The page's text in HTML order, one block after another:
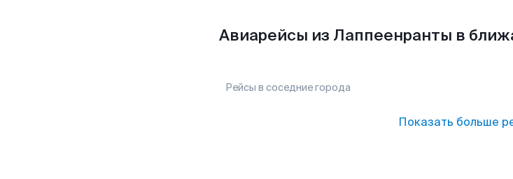
Авиарейсы из Лаппеенранты в
Рейсы в соседние города
Показать больше